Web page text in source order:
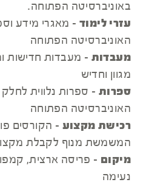
באוניברסיטה הפתוחה.
עזרי לימוד - מאגרי מידע
האוניברסיטה הפתוחה
מעבדות - מעבדות חדישות
מגוון וחדיש
ספרות - ספרות נלווית
האוניברסיטה הפתוחה
רכישת מקצוע - הקורסים
המשמשת מנוף לקבלת
מיקום - פריסה ארצית,
נעימה